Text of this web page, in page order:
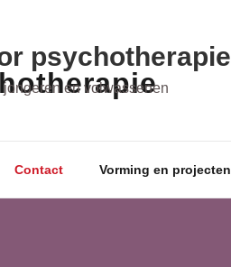
psychotherapie
jongeren en volwassenen
Contact Vorming en projecten